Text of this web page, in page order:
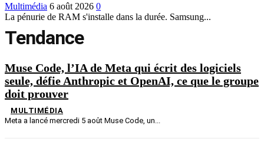
Multimédia 6 août 2026 0
La pénurie de RAM s'installe dans la durée. Samsung...
Tendance
Muse Code, l’IA de Meta qui écrit des logiciels
seule, défie Anthropic et OpenAI, ce que le groupe
doit prouver
MULTIMÉDIA
Meta a lancé mercredi 5 août Muse Code, un...